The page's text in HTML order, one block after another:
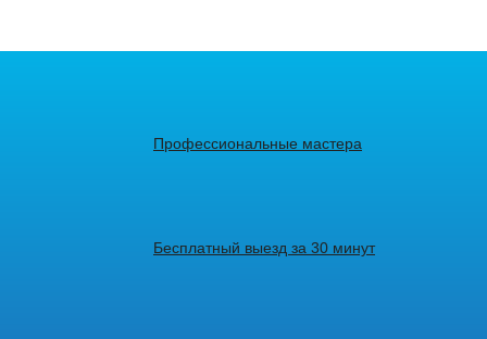
Профессиональные мастера
Бесплатный выезд за 30 минут